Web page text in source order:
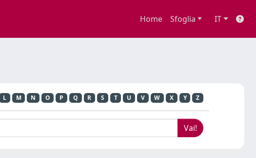
Home Sfoglia IT
L M N O P Q R S T U V W X Y Z